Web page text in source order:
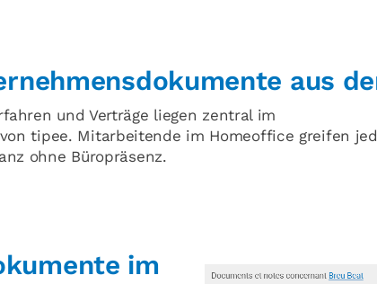
aus
und Verträge liegen zentral im
tipee. Mitarbeitende im Homeoffice greifen
ohne Büropräsenz.
im